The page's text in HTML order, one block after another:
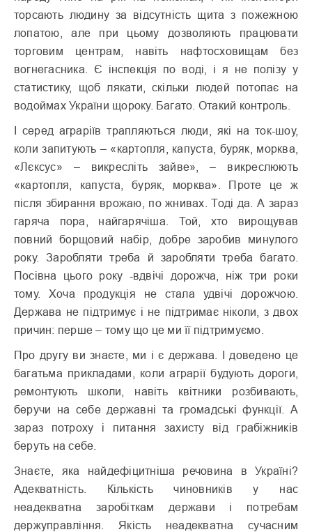
торсають людину за відсутність щита з пожежною
лопатою, але при цьому дозволяють працювати
торговим центрам, навіть нафтосховищам без
вогнегасника. Є інспекція по воді, і я не полізу у
статистику, щоб лякати, скільки людей потопає на
водоймах України щороку. Багато. Отакий контроль.
І серед аграріїв трапляються люди, які на ток-шоу,
коли запитують – «картопля, капуста, буряк, морква,
«Лєксус» – викресліть зайве», – викреслюють
«картопля, капуста, буряк, морква». Проте це ж
після збирання врожаю, по жнивах. Тоді да. А зараз
гаряча пора, найгарячіша. Той, хто вирощував
повний борщовий набір, добре заробив минулого
року. Заробляти треба й заробляти треба багато.
Посівна цього року -вдвічі дорожча, ніж три роки
тому. Хоча продукція не стала удвічі дорожчою.
Держава не підтримує і не підтримає ніколи, з двох
причин: перше – тому що це ми її підтримуємо.
Про другу ви знаєте, ми і є держава. І доведено це
багатьма прикладами, коли аграрії будують дороги,
ремонтують школи, навіть квітники розбивають,
беручи на себе державні та громадські функції. А
зараз потроху і питання захисту від грабіжників
беруть на себе.
Знаєте, яка найдефіцитніша речовина в Україні?
Адекватність. Кількість чиновників у нас
неадекватна заробіткам держави і потребам
держуправління. Якість неадекватна сучасним